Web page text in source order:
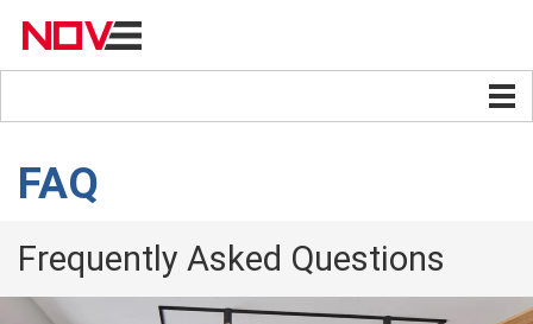
FAQ
Frequently Asked Questions